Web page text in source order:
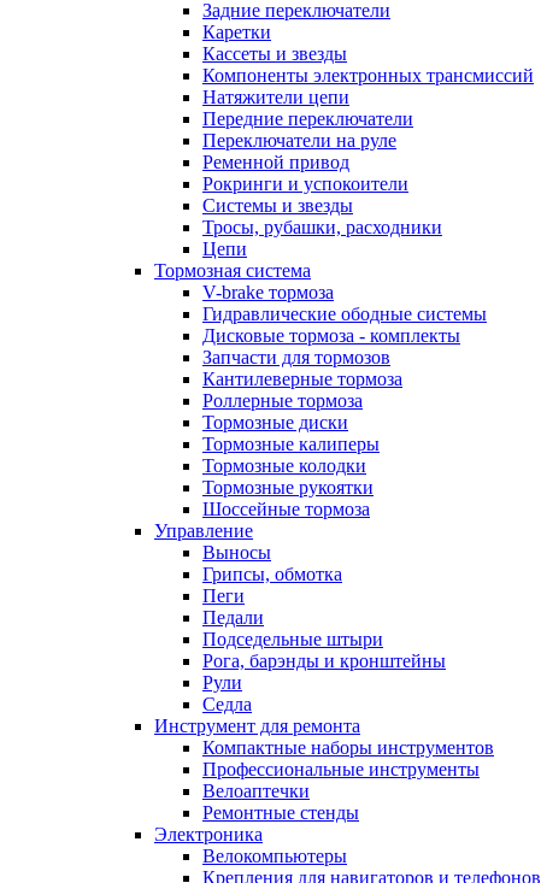
Задние переключатели
Каретки
Кассеты и звезды
Компоненты электронных трансмиссий
Натяжители цепи
Передние переключатели
Переключатели на руле
Ременной привод
Рокринги и успокоители
Системы и звезды
Тросы, рубашки, расходники
Цепи
Тормозная система
V-brake тормоза
Гидравлические ободные системы
Дисковые тормоза - комплекты
Запчасти для тормозов
Кантилеверные тормоза
Роллерные тормоза
Тормозные диски
Тормозные калиперы
Тормозные колодки
Тормозные рукоятки
Шоссейные тормоза
Управление
Выносы
Грипсы, обмотка
Пеги
Педали
Подседельные штыри
Рога, барэнды и кронштейны
Рули
Седла
Инструмент для ремонта
Компактные наборы инструментов
Профессиональные инструменты
Велоаптечки
Ремонтные стенды
Электроника
Велокомпьютеры
Крепления для навигаторов и телефонов